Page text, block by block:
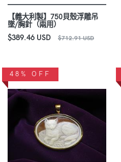
【義大利製】750貝殼浮雕吊
墜/胸針（兩用）
$389.46 USD
$712.91 USD
48% OFF